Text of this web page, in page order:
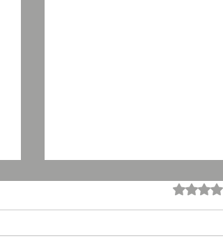
Mit 0 von